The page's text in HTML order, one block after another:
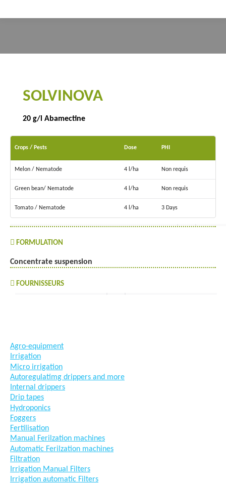
SOLVINOVA
20 g/l Abamectine
Crops / Pests Dose PHI
Melon / Nematode 4 l/ha Non requis
Green bean/ Nematode 4 l/ha Non requis
Tomato / Nematode 4 l/ha 3 Days
FORMULATION
Concentrate suspension
FOURNISSEURS
Agro-equipment
Irrigation
Micro irrigation
Autoregulatimg drippers and more
Internal drippers
Drip tapes
Hydroponics
Foggers
Fertilisation
Manual Ferilzation machines
Automatic Ferilzation machines
Filtration
Irrigation Manual Filters
Irrigation automatic Filters